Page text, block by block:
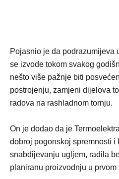
Pojasnio je da podrazumijeva
se izvode tokom svakog
nešto više pažnje biti
postrojenju, zamjeni dijelova
radova na rashladnom tornju.
On je dodao da je
dobroj pogonskoj spremnosti i
snabdijevanju ugljem, radila
planiranu proizvodnju u